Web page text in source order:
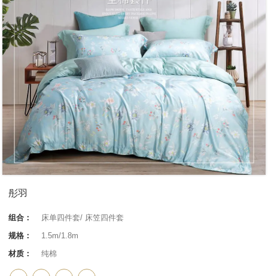
彤羽
组合：
床单四件套/ 床笠四件套
规格：
1.5m/1.8m
材质：
纯棉